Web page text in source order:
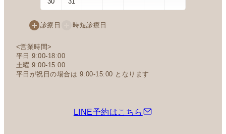
診療日 時短診療日
<営業時間>
平日 9:00-18:00
土曜 9:00-15:00
平日が祝日の場合は 9:00-15:00 となります
LINE予約はこちら